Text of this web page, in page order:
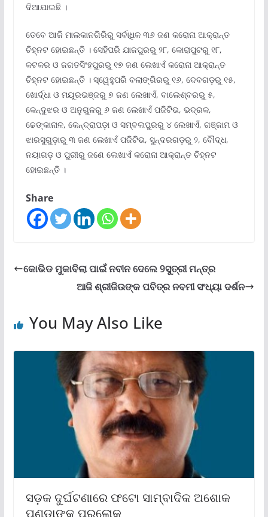
ଦିଆଯାଇଛି ।
ତେବେ ଆଜି ମାଲକାନଗିରିରୁ ସର୍ବାଧିକ ୩୬ ଜଣ କରୋନା ଆକ୍ରାନ୍ତ
ଚିହ୍ନଟ ହୋଇଛନ୍ତି । ସେହିପରି ଯାଜପୁରରୁ ୨୮, କୋରାପୁଟରୁ ୧୮,
କଟକର ଓ ଜଗତସିଂହପୁରରୁ ୧୭ ଜଣ ଲେଖାଏଁ କରୋନା ଆକ୍ରାନ୍ତ
ଚିହ୍ନଟ ହୋଇଛନ୍ତି । ସ୍ୱେହୁପରି ବଲାଙ୍ଗିରରୁ ୧୬, ଦେବଗଡ଼ରୁ ୧୫,
ଖୋର୍ଦ୍ଧା ଓ ମୟୂରଭଞ୍ଜରୁ ୭ ଜଣ ଲେଖାଏଁ, ବାଲେଶ୍ବରରୁ ୫,
କେନ୍ଦୁଝର ଓ ଅନୁଗୁଳରୁ ୬ ଜଣ ଲେଖାଏଁ ପଜିଟିଭ, ଭଦ୍ରକ,
ଢେଙ୍କାନାଳ, କେନ୍ଦ୍ରାପଡ଼ା ଓ ସମ୍ବଲପୁରରୁ ୪ ଲେଖାଏଁ, ଗଞ୍ଜାମ ଓ
ଝାରସୁଗୁଡ଼ାରୁ ୩ ଜଣ ଲେଖାଏଁ ପଜିଟିଭ, ସୁନ୍ଦରଗଡ଼ରୁ ୨, ବୌଦ୍ଧ,
ନୟାଗଡ଼ ଓ ପୁରୀରୁ ଜଣେ ଲେଖାଏଁ କରୋନା ଆକ୍ରାନ୍ତ ଚିହ୍ନଟ
ହୋଇଛନ୍ତି ।
Share
କୋଭିଡ ମୁକାବିଲା ପାଇଁ ନବୀନ ଦେଲେ 9ସୁତ୍ରୀ ମନ୍ତ୍ର
ଆଜି ଶ୍ରୀଜିଉଙ୍କ ପବିତ୍ର ନବମୀ ସଂଧ୍ୟା ଦର୍ଶନ
You May Also Like
ସଡ଼କ ଦୁର୍ଘଟଣାରେ ଫଟୋ ସାମ୍ବାଦିକ ଅଶୋକ
ପଣ୍ଡାଙ୍କ ପରଲୋକ